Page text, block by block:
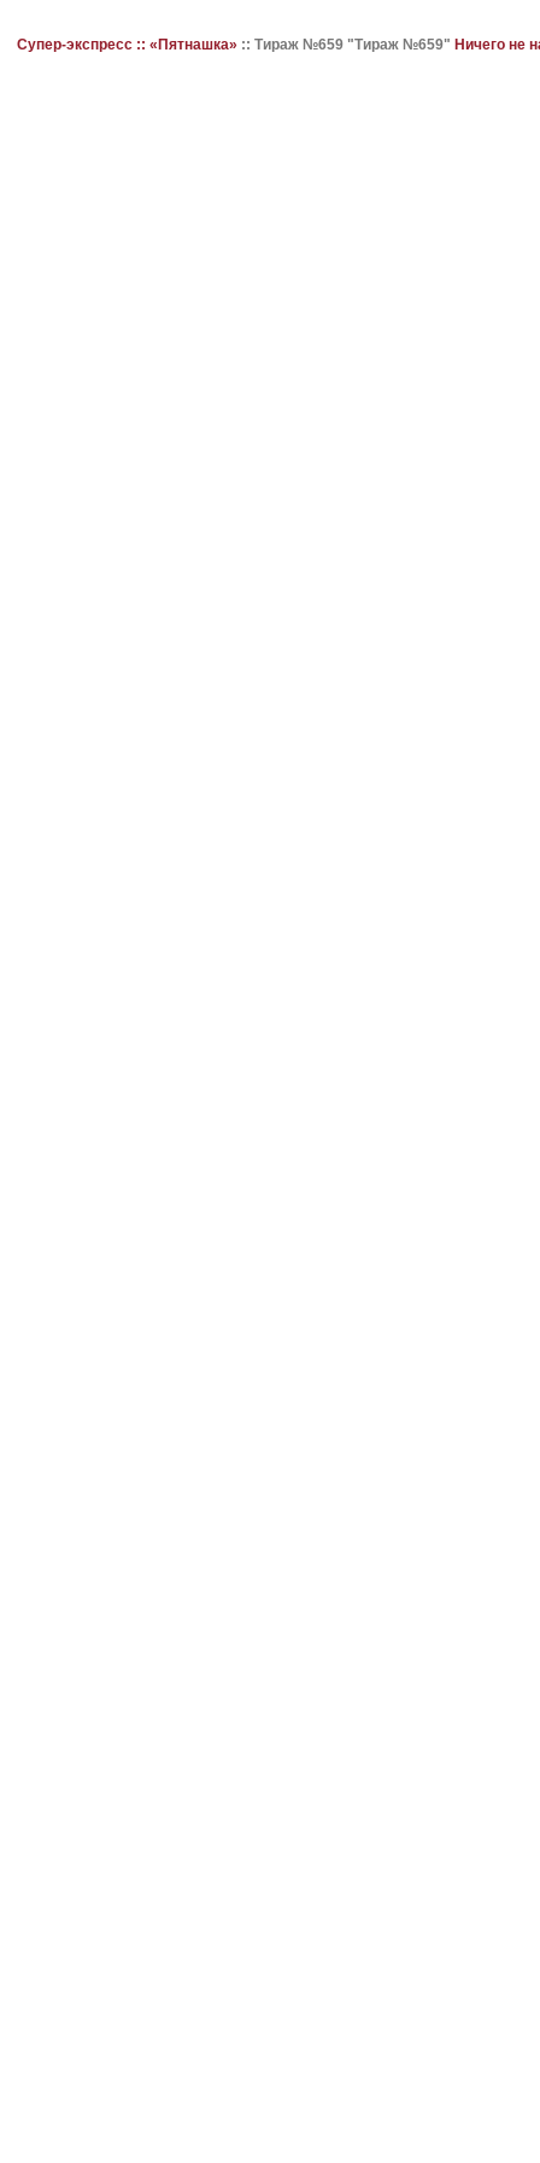
Супер-экспресс :: «Пятнашка» :: Тираж №659 "Тираж №659" Ничего не